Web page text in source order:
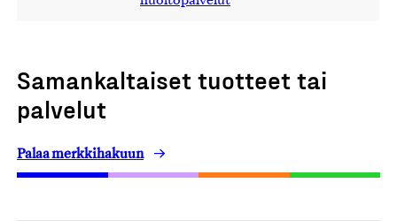
Samankaltaiset tuotteet tai
palvelut
Palaa merkkihakuun